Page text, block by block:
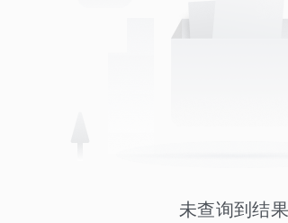
未查询到结果